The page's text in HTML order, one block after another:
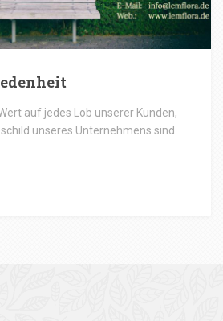
auf jedes Lob unserer Kunden,
unseres Unternehmens sind